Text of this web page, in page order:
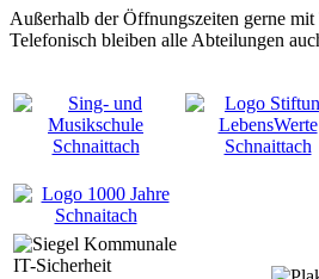
Außerhalb der Öffnungszeiten gerne
Telefonisch bleiben alle Abteilungen